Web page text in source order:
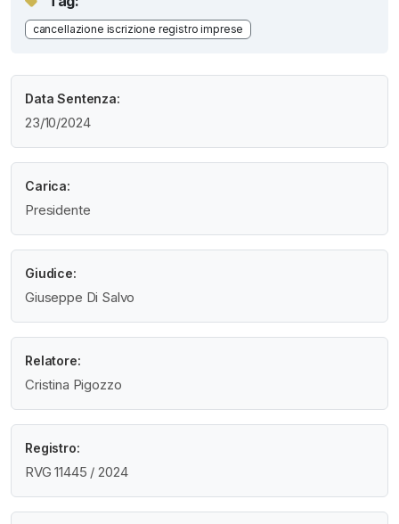
cancellazione iscrizione registro imprese
Data Sentenza:
23/10/2024
Carica:
Presidente
Giudice:
Giuseppe Di Salvo
Relatore:
Cristina Pigozzo
Registro:
RVG 11445 / 2024